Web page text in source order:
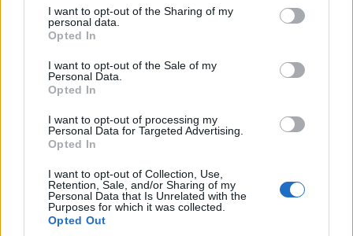
not limited to your visit or usage behaviour. You may click to
grant or deny consent to Google and its third-party tags to
use your data for below specified purposes in below Google
consent section.
I want to opt-out of the Sharing of my
personal data.
Opted In
I want to opt-out of the Sale of my
Personal Data.
Opted In
I want to opt-out of processing my
Personal Data for Targeted Advertising.
Opted In
I want to opt-out of Collection, Use,
Retention, Sale, and/or Sharing of my
Personal Data that Is Unrelated with the
Purposes for which it was collected.
Opted Out
ήταν που έκανε μεγάλες θεσμικές τομές, όπως
η νομιμοποίηση του ΚΚΕ και το δημοψήφισμα